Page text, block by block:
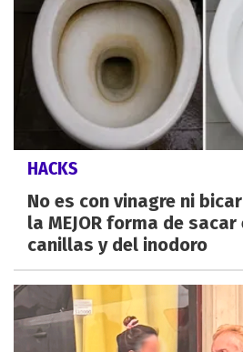
HACKS
No es con vinagre ni
la MEJOR forma de
canillas y del inodoro